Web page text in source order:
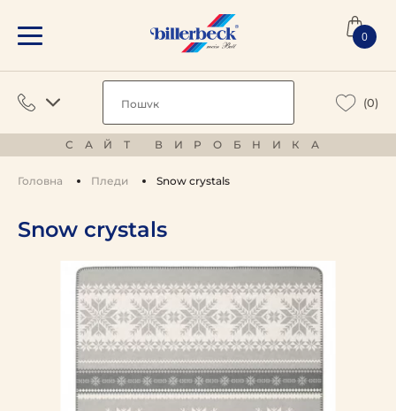
0
(0)
САЙТ ВИРОБНИКА
Головна Пледи Snow crystals
Snow crystals